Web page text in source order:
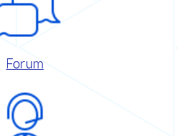
Forum